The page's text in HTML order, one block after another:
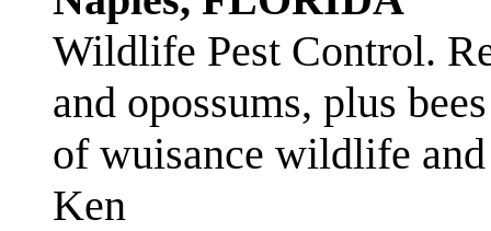
Wildlife Pest Control.
and opossums, plus
of wuisance wildlife
Ken